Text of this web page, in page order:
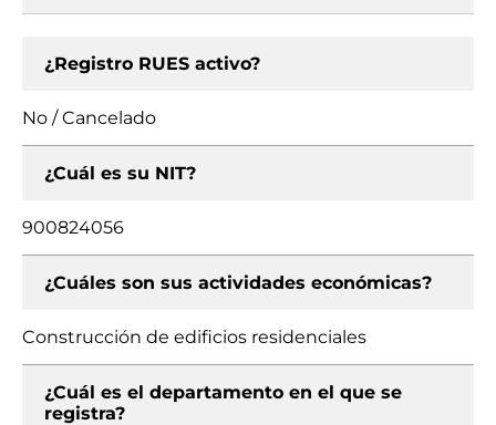
¿Registro RUES activo?
No / Cancelado
¿Cuál es su NIT?
900824056
¿Cuáles son sus actividades económicas?
Construcción de edificios residenciales
¿Cuál es el departamento en el que se
registra?